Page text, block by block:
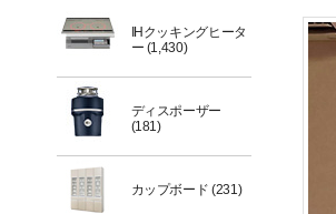
IHクッキングヒータ
ー (1,430)
ディスポーザー
(181)
カップボード (231)